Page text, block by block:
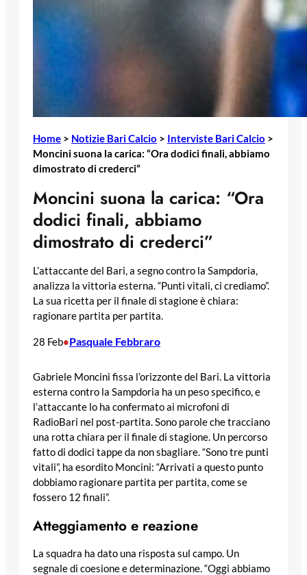
Home > Notizie Bari Calcio > Interviste Bari Calcio >
Moncini suona la carica: “Ora dodici finali, abbiamo
dimostrato di crederci”
Moncini suona la carica: “Ora
dodici finali, abbiamo
dimostrato di crederci”
L’attaccante del Bari, a segno contro la Sampdoria,
analizza la vittoria esterna. “Punti vitali, ci crediamo”.
La sua ricetta per il finale di stagione è chiara:
ragionare partita per partita.
28 Feb•Pasquale Febbraro
Gabriele Moncini fissa l’orizzonte del Bari. La vittoria
esterna contro la Sampdoria ha un peso specifico, e
l’attaccante lo ha confermato ai microfoni di
RadioBari nel post-partita. Sono parole che tracciano
una rotta chiara per il finale di stagione. Un percorso
fatto di dodici tappe da non sbagliare. “Sono tre punti
vitali”, ha esordito Moncini: “Arrivati a questo punto
dobbiamo ragionare partita per partita, come se
fossero 12 finali”.
Atteggiamento e reazione
La squadra ha dato una risposta sul campo. Un
segnale di coesione e determinazione. “Oggi abbiamo